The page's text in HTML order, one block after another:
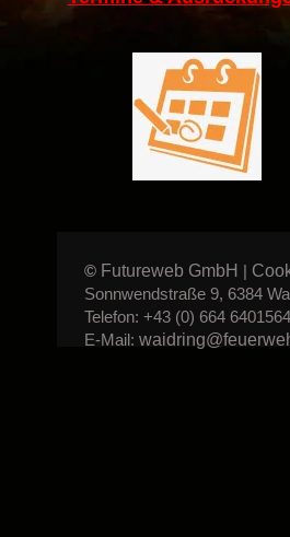
© Futureweb GmbH |
Sonnwendstraße 9, 6384
Telefon: +43 (0) 664
E-Mail: